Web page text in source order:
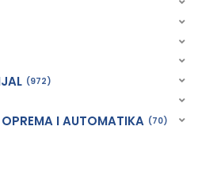
972
OPREMA I AUTOMATIKA 70